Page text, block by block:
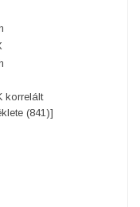
korrelált
(841)]